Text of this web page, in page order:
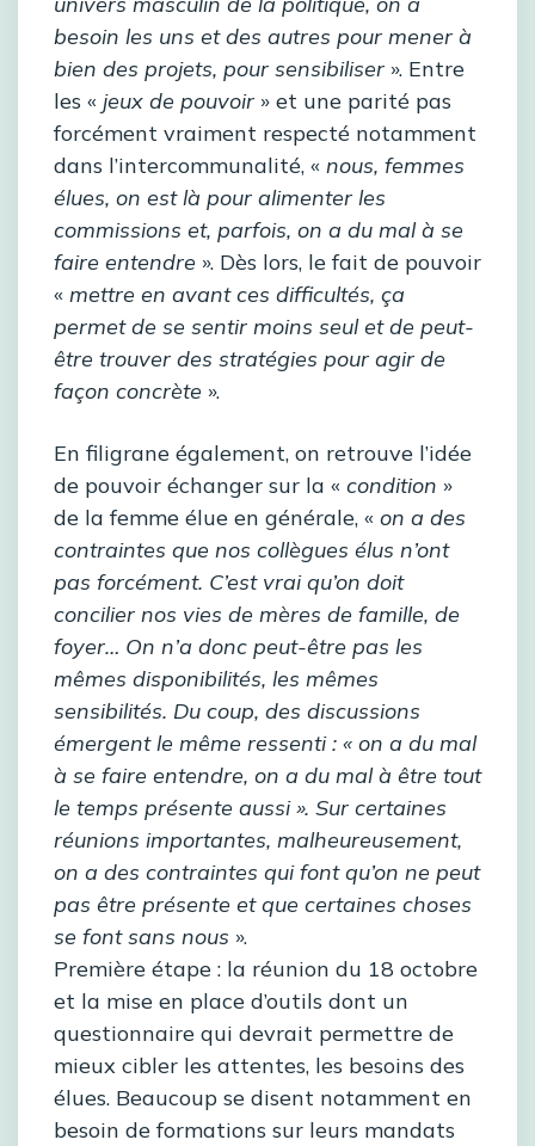
besoin les uns et des autres pour mener à
bien des projets, pour sensibiliser ». Entre
les « jeux de pouvoir » et une parité pas
forcément vraiment respecté notamment
dans l’intercommunalité, « nous, femmes
élues, on est là pour alimenter les
commissions et, parfois, on a du mal à se
faire entendre ». Dès lors, le fait de pouvoir
« mettre en avant ces difficultés, ça
permet de se sentir moins seul et de peut-
être trouver des stratégies pour agir de
façon concrète ».
En filigrane également, on retrouve l’idée
de pouvoir échanger sur la « condition »
de la femme élue en générale, « on a des
contraintes que nos collègues élus n’ont
pas forcément. C’est vrai qu’on doit
concilier nos vies de mères de famille, de
foyer… On n’a donc peut-être pas les
mêmes disponibilités, les mêmes
sensibilités. Du coup, des discussions
émergent le même ressenti : « on a du mal
à se faire entendre, on a du mal à être tout
le temps présente aussi ». Sur certaines
réunions importantes, malheureusement,
on a des contraintes qui font qu’on ne peut
pas être présente et que certaines choses
se font sans nous ».
Première étape : la réunion du 18 octobre
et la mise en place d’outils dont un
questionnaire qui devrait permettre de
mieux cibler les attentes, les besoins des
élues. Beaucoup se disent notamment en
besoin de formations sur leurs mandats